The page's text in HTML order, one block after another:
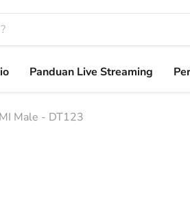
Panduan Live Streaming
Male - DT123